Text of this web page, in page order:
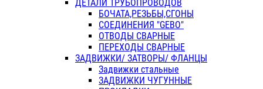
ДЕТАЛИ ТРУБОПРОВОДОВ
БОЧАТА,РЕЗЬБЫ,СГОНЫ
СОЕДИНЕНИЯ "GEBO"
ОТВОДЫ СВАРНЫЕ
ПЕРЕХОДЫ СВАРНЫЕ
ЗАДВИЖКИ/ ЗАТВОРЫ/ ФЛАНЦЫ
Задвижки стальные
ЗАДВИЖКИ ЧУГУННЫЕ